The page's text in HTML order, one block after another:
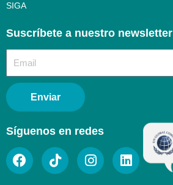
SIGA
Suscríbete a nuestro newsletter​
Enviar
Síguenos en redes